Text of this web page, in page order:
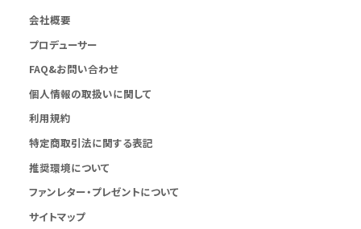
会社概要
プロデューサー
FAQ&お問い合わせ
個人情報の取扱いに関して
利用規約
特定商取引法に関する表記
推奨環境について
ファンレター・プレゼントについて
サイトマップ